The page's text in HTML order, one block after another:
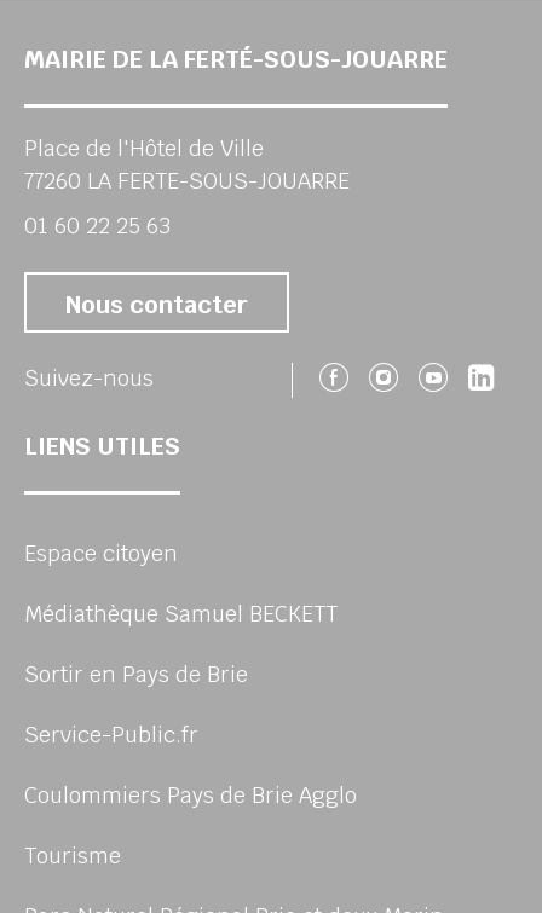
MAIRIE DE LA FERTÉ-SOUS-JOUARRE
Place de l'Hôtel de Ville
77260 LA FERTE-SOUS-JOUARRE
01 60 22 25 63
Nous contacter
Suivez-nous Suivez-nous
Suivez-
LIENS UTILES
Espace citoyen
Médiathèque Samuel BECKETT
Sortir en Pays de Brie
Service-Public.fr
Coulommiers Pays de Brie Agglo
Tourisme